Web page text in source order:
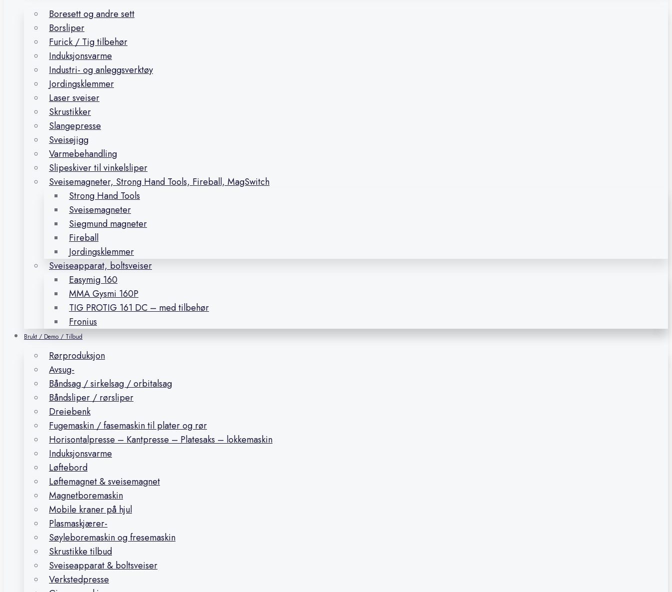
Boresett og andre sett
Borsliper
Furick / Tig tilbehør
Induksjonsvarme
Industri- og anleggsverktøy
Jordingsklemmer
Laser sveiser
Skrustikker
Slangepresse
Sveisejigg
Varmebehandling
Slipeskiver til vinkelsliper
Sveisemagneter, Strong Hand Tools, Fireball, MagSwitch
Strong Hand Tools
Sveisemagneter
Siegmund magneter
Fireball
Jordingsklemmer
Sveiseapparat, boltsveiser
Easymig 160
MMA Gysmi 160P
TIG PROTIG 161 DC – med tilbehør
Fronius
Brukt / Demo / Tilbud
Rørproduksjon
Avsug-
Båndsag / sirkelsag / orbitalsag
Båndsliper / rørsliper
Dreiebenk
Fugemaskin / fasemaskin til plater og rør
Horisontalpresse – Kantpresse – Platesaks – lokkemaskin
Induksjonsvarme
Løftebord
Løftemagnet & sveisemagnet
Magnetboremaskin
Mobile kraner på hjul
Plasmaskjærer-
Søyleboremaskin og fresemaskin
Skrustikke tilbud
Sveiseapparat & boltsveiser
Verkstedpresse